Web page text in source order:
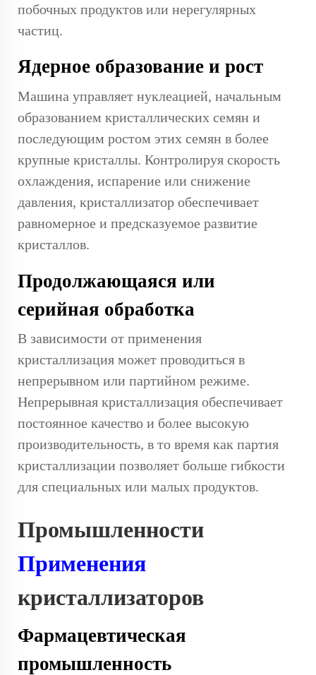
побочных продуктов или нерегулярных
частиц.
Ядерное образование и рост
Машина управляет нуклеацией, начальным
образованием кристаллических семян и
последующим ростом этих семян в более
крупные кристаллы. Контролируя скорость
охлаждения, испарение или снижение
давления, кристаллизатор обеспечивает
равномерное и предсказуемое развитие
кристаллов.
Продолжающаяся или
серийная обработка
В зависимости от применения
кристаллизация может проводиться в
непрерывном или партийном режиме.
Непрерывная кристаллизация обеспечивает
постоянное качество и более высокую
производительность, в то время как партия
кристаллизации позволяет больше гибкости
для специальных или малых продуктов.
Промышленности
Применения
кристаллизаторов
Фармацевтическая
промышленность